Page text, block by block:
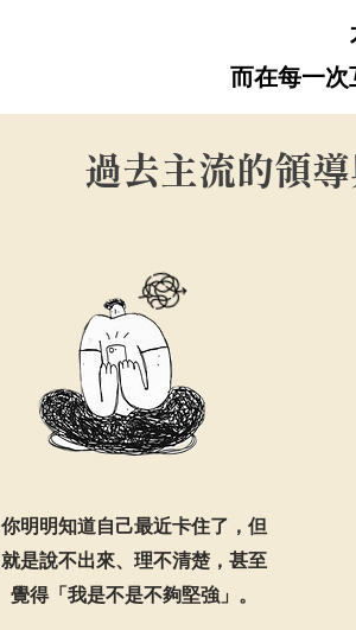
而在每一次
過去主流的領
你明明知道自己最近卡住了，但
就是說不出來、理不清楚，甚至
覺得「我是不是不夠堅強」。